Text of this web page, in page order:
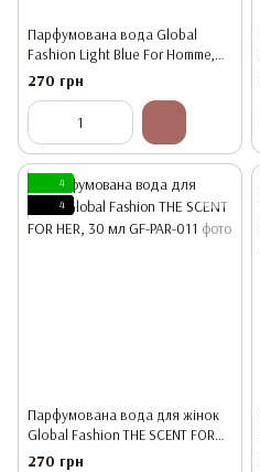
Парфумована вода Global
Fashion Light Blue For Homme,
30 мл
270 грн
4
4
Парфумована вода для жінок
Global Fashion THE SCENT FOR
HER, 30 мл
270 грн